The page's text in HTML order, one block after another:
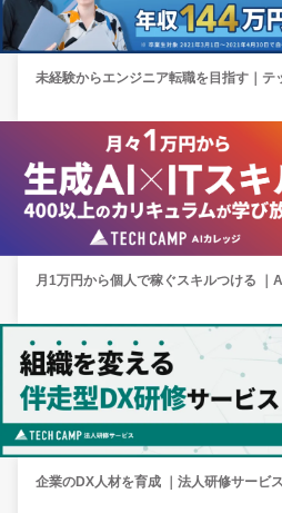
未経験からエンジニア転職を目指す｜テ
月1万円から個人で稼ぐスキルつける ｜
企業のDX人材を育成 ｜法人研修サービス